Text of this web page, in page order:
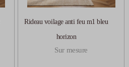
Rideau voilage anti feu m1 bleu
horizon
Sur mesure